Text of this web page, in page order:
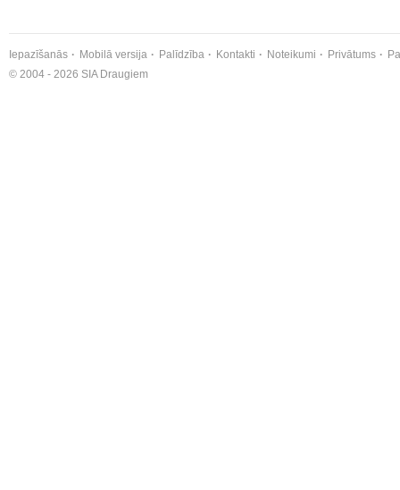
Iepazīšanās Mobilā versija Palīdzība Kontakti Noteikumi Privātums
© 2004 - 2026 SIA Draugiem